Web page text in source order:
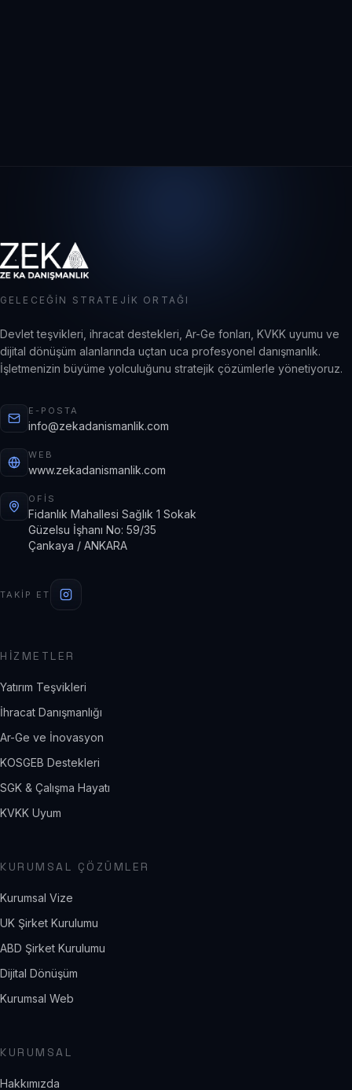
GELECEĞIN STRATEJIK ORTAĞI
Devlet teşvikleri, ihracat destekleri, Ar-Ge fonları, KVKK uyumu ve
dijital dönüşüm alanlarında uçtan uca profesyonel danışmanlık.
İşletmenizin büyüme yolculuğunu stratejik çözümlerle yönetiyoruz.
E-POSTA
info@zekadanismanlik.com
WEB
www.zekadanismanlik.com
OFIS
Fidanlık Mahallesi Sağlık 1 Sokak
Güzelsu İşhanı No: 59/35
Çankaya / ANKARA
TAKIP ET
HIZMETLER
Yatırım Teşvikleri
İhracat Danışmanlığı
Ar-Ge ve İnovasyon
KOSGEB Destekleri
SGK & Çalışma Hayatı
KVKK Uyum
KURUMSAL ÇÖZÜMLER
Kurumsal Vize
UK Şirket Kurulumu
ABD Şirket Kurulumu
Dijital Dönüşüm
Kurumsal Web
KURUMSAL
Hakkımızda